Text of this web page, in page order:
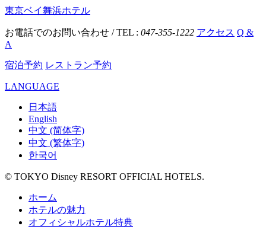
東京ベイ舞浜ホテル
お電話でのお問い合わせ / TEL : 047-355-1222 アクセス Q &
A
宿泊予約 レストラン予約
LANGUAGE
日本語
English
中文 (简体字)
中文 (繁体字)
한국어
© TOKYO Disney RESORT OFFICIAL HOTELS.
ホーム
ホテルの魅力
オフィシャルホテル特典